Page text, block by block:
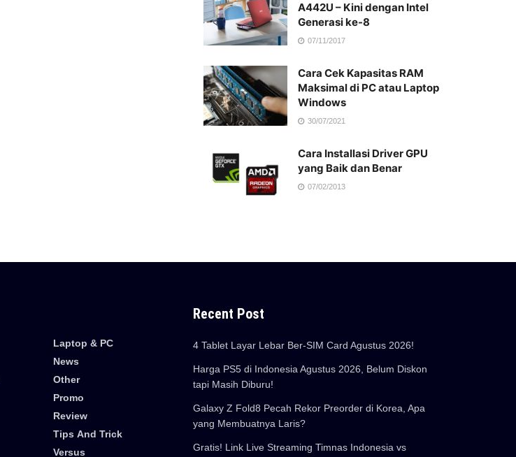
A442U – Kini dengan Intel
Generasi ke-8
07/11/2017
Cara Cek Kapasitas RAM
Maksimal di PC atau Laptop
Windows
30/07/2021
Cara Installasi Driver GPU
yang Baik dan Benar
07/02/2013
Laptop & PC
News
Other
Promo
Review
Tips And Trick
Versus
Recent Post
4 Tablet Layar Lebar Ber-SIM Card Agustus 2026!
Harga PS5 di Indonesia Agustus 2026, Belum Diskon
tapi Masih Diburu!
Galaxy Z Fold8 Pecah Rekor Preorder di Korea, Apa
yang Membuatnya Laris?
Gratis! Link Live Streaming Timnas Indonesia vs